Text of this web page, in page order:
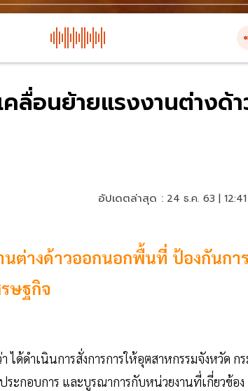
ลื่อนย้ายแรงงานต่างด้
อัปเดตล่าสุด : 24 ธ.ค. 63 |
นต่างด้าวออกนอกพื้นที่ ป้องกันการ
ษฐกิจ
ได้ดำเนินการสั่งการการให้อุตสาหกรรมจังหวัด ก
ระกอบการ และบูรณาการกับหน่วยงานที่เกี่ยวข้อง